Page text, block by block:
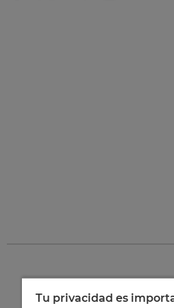
Tu privacidad es